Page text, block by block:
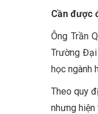
Cần được
Ông Trần
Trường
học ngành
Theo quy
nhưng